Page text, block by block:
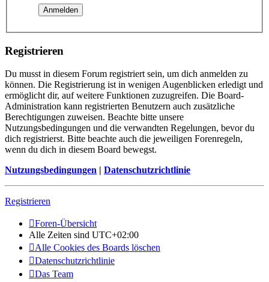
Registrieren
Du musst in diesem Forum registriert sein, um dich anmelden zu
können. Die Registrierung ist in wenigen Augenblicken erledigt und
ermöglicht dir, auf weitere Funktionen zuzugreifen. Die Board-
Administration kann registrierten Benutzern auch zusätzliche
Berechtigungen zuweisen. Beachte bitte unsere
Nutzungsbedingungen und die verwandten Regelungen, bevor du
dich registrierst. Bitte beachte auch die jeweiligen Forenregeln,
wenn du dich in diesem Board bewegst.
Nutzungsbedingungen | Datenschutzrichtlinie
Registrieren
Foren-Übersicht
Alle Zeiten sind UTC+02:00
Alle Cookies des Boards löschen
Datenschutzrichtlinie
Das Team